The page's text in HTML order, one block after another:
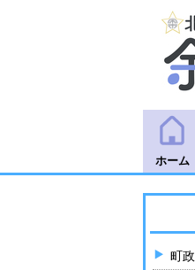
ホーム
町政